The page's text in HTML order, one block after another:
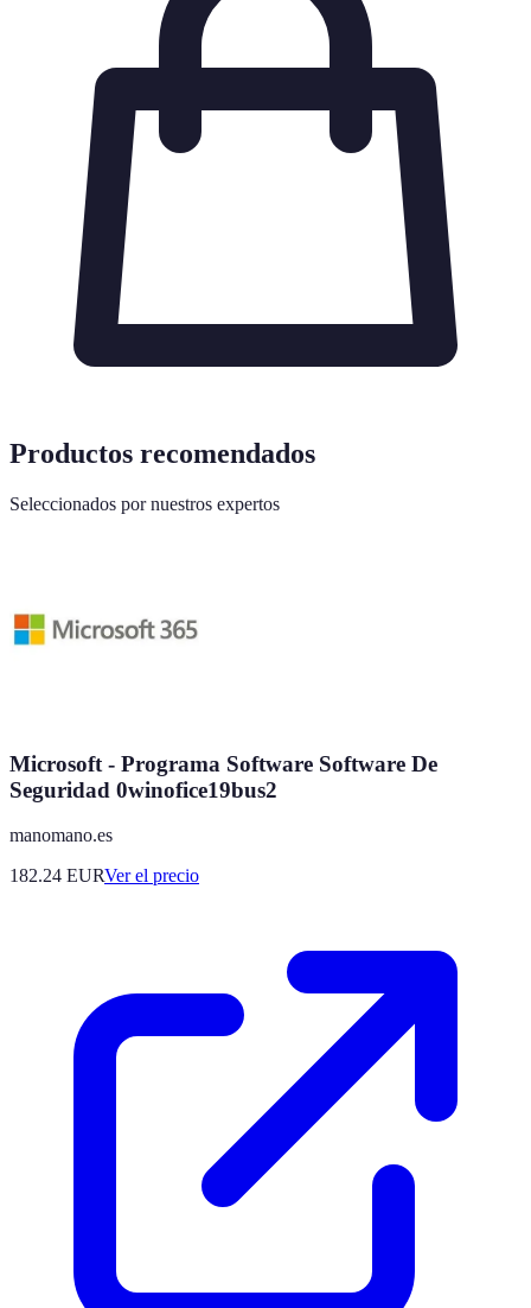
Productos recomendados
Seleccionados por nuestros expertos
Microsoft - Programa Software Software De
Seguridad 0winofice19bus2
manomano.es
182.24 EURVer el precio